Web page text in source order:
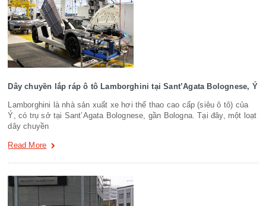
Dây chuyền lắp ráp ô tô Lamborghini tại Sant’Agata Bolognese, Ý
Lamborghini là nhà sản xuất xe hơi thể thao cao cấp (siêu ô tô) của
Ý, có trụ sở tại Sant’Agata Bolognese, gần Bologna. Tại đây, một loạt
dây chuyền
Read More